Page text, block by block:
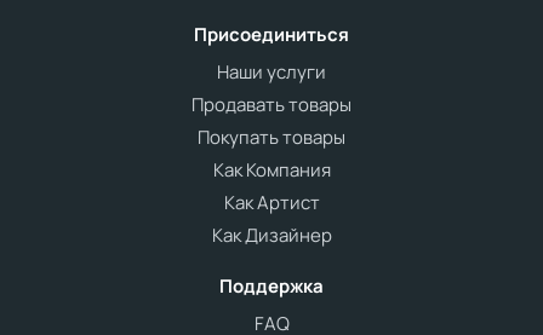
Присоединиться
Наши услуги
Продавать товары
Покупать товары
Как Компания
Как Артист
Как Дизайнер
Поддержка
FAQ